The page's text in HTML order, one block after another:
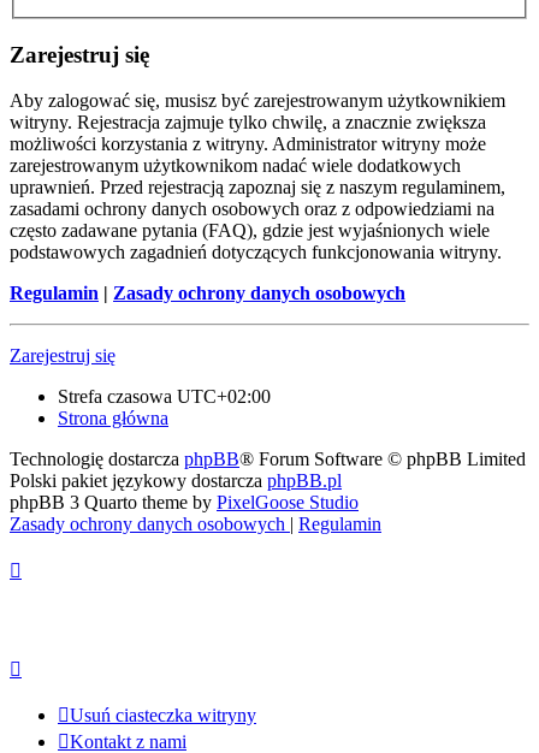
Zarejestruj się
Aby zalogować się, musisz być zarejestrowanym użytkownikiem
witryny. Rejestracja zajmuje tylko chwilę, a znacznie zwiększa
możliwości korzystania z witryny. Administrator witryny może
zarejestrowanym użytkownikom nadać wiele dodatkowych
uprawnień. Przed rejestracją zapoznaj się z naszym regulaminem,
zasadami ochrony danych osobowych oraz z odpowiedziami na
często zadawane pytania (FAQ), gdzie jest wyjaśnionych wiele
podstawowych zagadnień dotyczących funkcjonowania witryny.
Regulamin | Zasady ochrony danych osobowych
Zarejestruj się
Strefa czasowa UTC+02:00
Strona główna
Technologię dostarcza phpBB® Forum Software © phpBB Limited
Polski pakiet językowy dostarcza phpBB.pl
phpBB 3 Quarto theme by PixelGoose Studio
Zasady ochrony danych osobowych | Regulamin
Usuń ciasteczka witryny
Kontakt z nami